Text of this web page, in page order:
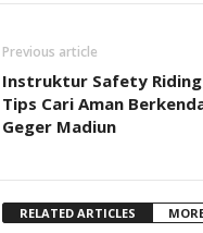
Previous article
Instruktur Safety Riding
Tips Cari Aman
Geger Madiun
RELATED ARTICLES